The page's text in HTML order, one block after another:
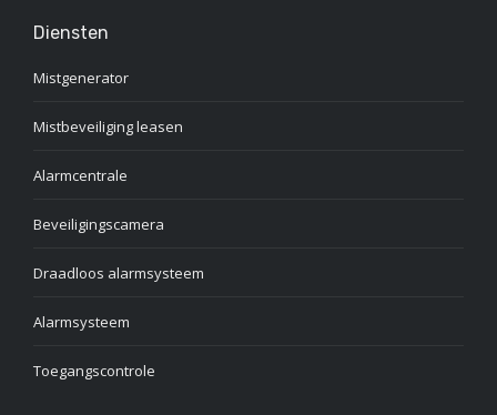
Diensten
Mistgenerator
Mistbeveiliging leasen
Alarmcentrale
Beveiligingscamera
Draadloos alarmsysteem
Alarmsysteem
Toegangscontrole